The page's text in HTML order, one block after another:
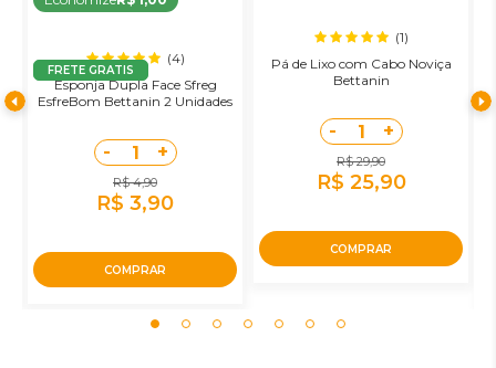
FRETE GRATIS
(4)
Esponja Dupla Face Sfreg
EsfreBom Bettanin 2 Unidades
- 1 +
R$ 4,90
R$ 3,90
COMPRAR
(1)
Pá de Lixo com Cabo Noviça
Bettanin
- 1 +
R$ 29,90
R$ 25,90
COMPRAR